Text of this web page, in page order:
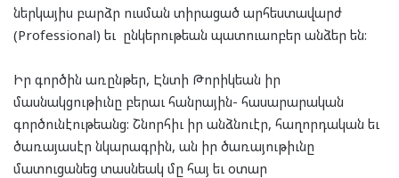
ներկայիս բարձր ուսման տիրացած արհեստավարժ
(Professional) եւ ընկերութեան պատուաոբեր անձեր են:
Իր գործին առընթեր, Էնտի Թորիկեան իր
մասնակցութիւնը բերաւ հանրային- հասարարական
գործունէութեանց: Շնորհիւ իր անձնուէր, հաղորդական եւ
ծառայասէր նկարագրին, ան իր ծառայութիւնը
մատուցանեց տասնեակ մը հայ եւ օտար